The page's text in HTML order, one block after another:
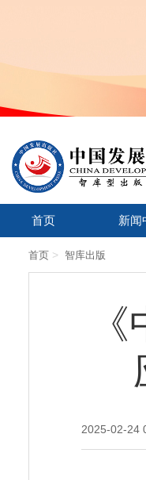
首页 新闻
首页 > 智库出版
2025-02-24